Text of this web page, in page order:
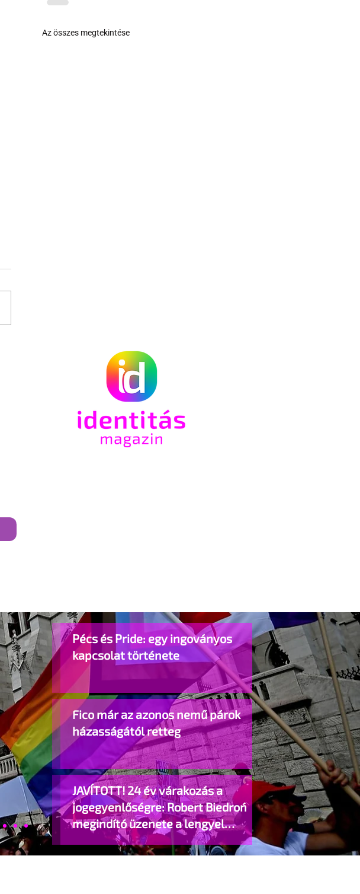
Az összes megtekintése
Pécs és Pride: egy ingoványos
kapcsolat története
Fico már az azonos nemű párok
házasságától retteg
JAVÍTOTT! 24 év várakozás a
jogegyenlőségre: Robert Biedroń
megindító üzenete a lengyel
bejegyzett élettársi kapcsolatokért